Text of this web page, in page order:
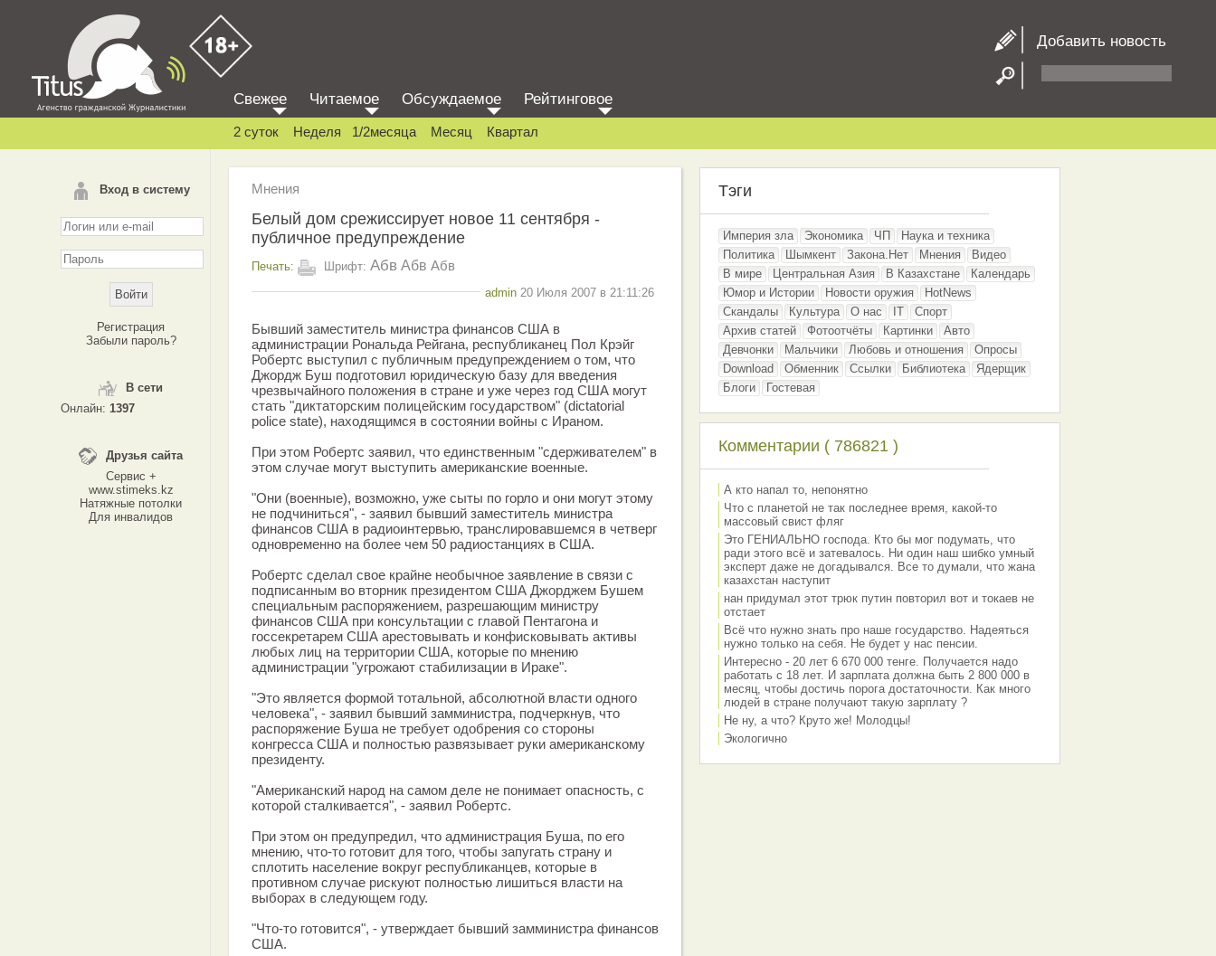
Добавить новость
Вход в систему
Регистрация
Забыли пароль?
В сети
Онлайн: 1397
Друзья сайта
Сервис +
www.stimeks.kz
Натяжные потолки
Для инвалидов
Свежее Читаемое Обсуждаемое Рейтинговое
2 суток Неделя 1/2месяца Месяц Квартал
Мнения
Белый дом срежиссирует новое 11 сентября -
публичное предупреждение
Печать: Шрифт: Абв Абв Абв
admin 20 Июля 2007 в 21:11:26
Бывший заместитель министра финансов США в
администрации Рональда Рейгана, республиканец Пол Крэйг
Робертс выступил с публичным предупреждением о том, что
Джордж Буш подготовил юридическую базу для введения
чрезвычайного положения в стране и уже через год США могут
стать "диктаторским полицейским государством" (dictatorial
police state), находящимся в состоянии войны с Ираном.
При этом Робертс заявил, что единственным "сдерживателем" в
этом случае могут выступить американские военные.
"Они (военные), возможно, уже сыты по горло и они могут этому
не подчиниться", - заявил бывший заместитель министра
финансов США в радиоинтервью, транслировавшемся в четверг
одновременно на более чем 50 радиостанциях в США.
Робертс сделал свое крайне необычное заявление в связи с
подписанным во вторник президентом США Джорджем Бушем
специальным распоряжением, разрешающим министру
финансов США при консультации с главой Пентагона и
госсекретарем США арестовывать и конфисковывать активы
любых лиц на территории США, которые по мнению
администрации "угрожают стабилизации в Ираке".
"Это является формой тотальной, абсолютной власти одного
человека", - заявил бывший замминистра, подчеркнув, что
распоряжение Буша не требует одобрения со стороны
конгресса США и полностью развязывает руки американскому
президенту.
"Американский народ на самом деле не понимает опасность, с
которой сталкивается", - заявил Робертс.
При этом он предупредил, что администрация Буша, по его
мнению, что-то готовит для того, чтобы запугать страну и
сплотить население вокруг республиканцев, которые в
противном случае рискуют полностью лишиться власти на
выборах в следующем году.
"Что-то готовится", - утверждает бывший замминистра финансов
США.
Тэги
Империя зла Экономика ЧП
Наука и техника
Политика
Шымкент Закона.Нет Мнения
Видео
В мире
Центральная Азия В Казахстане
Календарь
Юмор и Истории
Новости оружия
HotNews
Скандалы
Культура О нас IT
Спорт
Архив статей
Фотоотчёты Картинки
Авто
Девчонки
Мальчики Любовь и отношения
Опросы
Download
Обменник Ссылки Библиотека
Ядерщик
Блоги
Гостевая
Комментарии ( 786821 )
А кто напал то, непонятно
Что с планетой не так последнее время, какой-то
массовый свист фляг
Это ГЕНИАЛЬНО господа. Кто бы мог подумать, что
ради этого всё и затевалось. Ни один наш шибко умный
эксперт даже не догадывался. Все то думали, что жана
казахстан наступит
нан придумал этот трюк путин повторил вот и токаев не
отстает
Всё что нужно знать про наше государство. Надеяться
нужно только на себя. Не будет у нас пенсии.
Интересно - 20 лет 6 670 000 тенге. Получается надо
работать с 18 лет. И зарплата должна быть 2 800 000 в
месяц, чтобы достичь порога достаточности. Как много
людей в стране получают такую зарплату ?
Не ну, а что? Круто же! Молодцы!
Экологично